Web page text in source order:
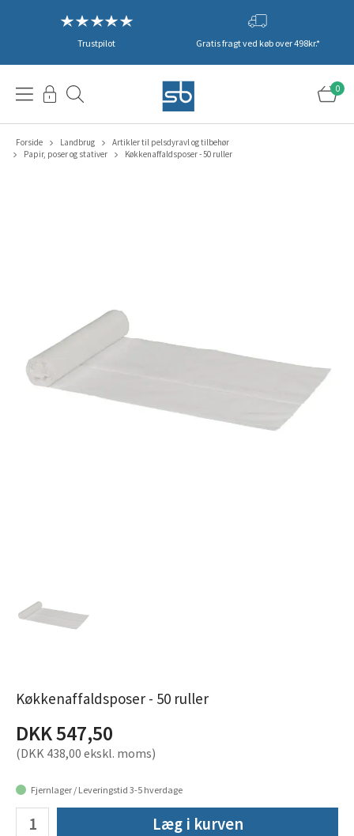
Trustpilot Gratis fragt ved køb over 498kr.*
0
Forside Landbrug
Artikler til pelsdyravl og tilbehør
Papir, poser og stativer
Køkkenaffaldsposer - 50 ruller
Køkkenaffaldsposer - 50 ruller
DKK 547,50
(DKK 438,00 ekskl. moms)
Fjernlager / Leveringstid 3-5 hverdage
Læg i kurven